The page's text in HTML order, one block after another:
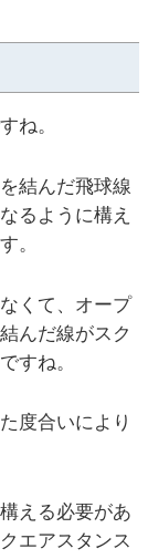
ね。
結んだ飛球線
るように構え
。
くて、オープ
んだ線がスク
すね。
度合いにより
える必要があ
エアスタンス